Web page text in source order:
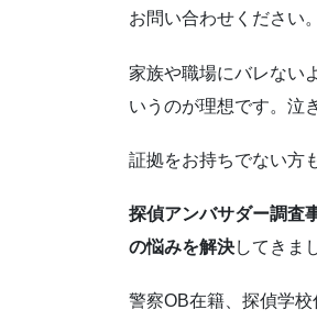
お問い合わせください。
家族や職場にバレない
いうのが理想です。泣
証拠をお持ちでない方
探偵アンバサダー調査
の悩みを解決してきま
警察OB在籍、探偵学校